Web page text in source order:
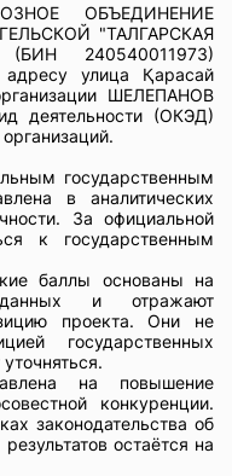
ОБЪЕДИНЕНИЕ
"ТАЛГАРСКАЯ
240540011973)
адресу улица Қарасай
ШЕЛЕПАНОВ
деятельности (ОКЭД)
государственным
в аналитических
За официальной
к государственным
баллы основаны на
данных и отражают
проекта. Они не
государственных
на повышение
конкуренции.
законодательства об
остаётся на